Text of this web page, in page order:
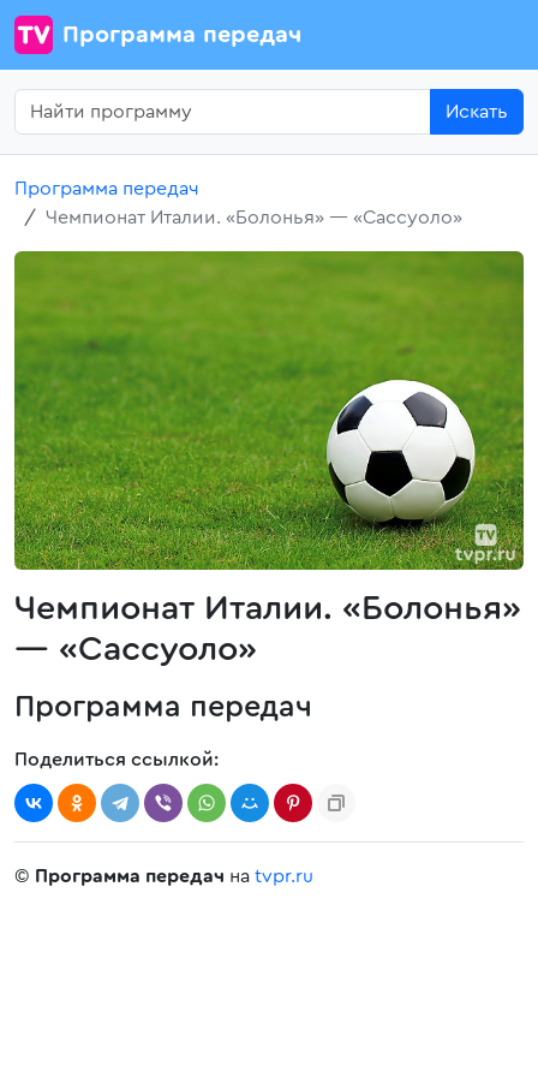
Программа передач
Искать
Программа передач
Чемпионат Италии. «Болонья» — «Сассуоло»
Чемпионат Италии. «Болонья»
— «Сассуоло»
Программа передач
Поделиться ссылкой:
© Программа передач на tvpr.ru